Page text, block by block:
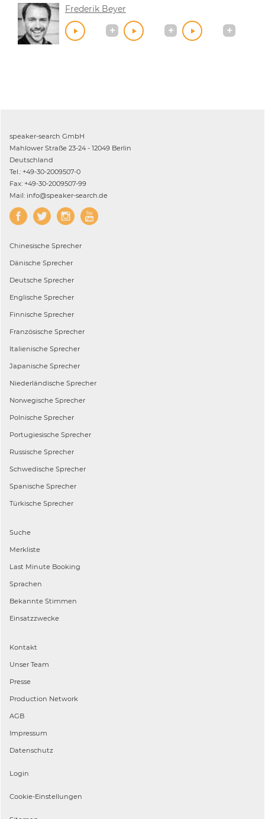
Frederik Beyer
speaker-search GmbH
Mahlower Straße 23-24 - 12049 Berlin
Deutschland
Tel.: +49-30-2009507-0
Fax: +49-30-2009507-99
Mail: info@speaker-search.de
Chinesische Sprecher
Dänische Sprecher
Deutsche Sprecher
Englische Sprecher
Finnische Sprecher
Französische Sprecher
Italienische Sprecher
Japanische Sprecher
Niederländische Sprecher
Norwegische Sprecher
Polnische Sprecher
Portugiesische Sprecher
Russische Sprecher
Schwedische Sprecher
Spanische Sprecher
Türkische Sprecher
Suche
Merkliste
Last Minute Booking
Sprachen
Bekannte Stimmen
Einsatzzwecke
Kontakt
Unser Team
Presse
Production Network
AGB
Impressum
Datenschutz
Login
Cookie-Einstellungen